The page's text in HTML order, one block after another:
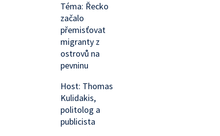
Téma: Řecko
začalo
přemisťovat
migranty z
ostrovů na
pevninu
Host: Thomas
Kulidakis,
politolog a
publicista